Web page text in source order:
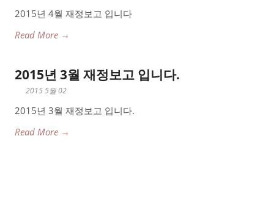
2015년 4월 재정보고 입니다
Read More →
2015년 3월 재정보고 입니다.
2015 5월 02
2015년 3월 재정보고 입니다.
Read More →